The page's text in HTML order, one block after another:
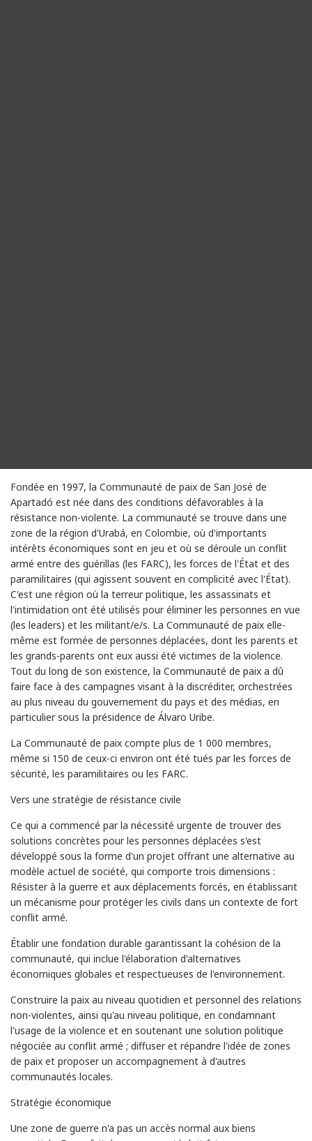
Fondée en 1997, la Communauté de paix de San José de
Apartadó est née dans des conditions défavorables à la
résistance non-violente. La communauté se trouve dans une
zone de la région d'Urabá, en Colombie, où d'importants
intérêts économiques sont en jeu et où se déroule un conflit
armé entre des guérillas (les FARC), les forces de l'État et des
paramilitaires (qui agissent souvent en complicité avec l'État).
C'est une région où la terreur politique, les assassinats et
l'intimidation ont été utilisés pour éliminer les personnes en vue
(les leaders) et les militant/e/s. La Communauté de paix elle-
même est formée de personnes déplacées, dont les parents et
les grands-parents ont eux aussi été victimes de la violence.
Tout du long de son existence, la Communauté de paix a dû
faire face à des campagnes visant à la discréditer, orchestrées
au plus niveau du gouvernement du pays et des médias, en
particulier sous la présidence de Álvaro Uribe.
La Communauté de paix compte plus de 1 000 membres,
même si 150 de ceux-ci environ ont été tués par les forces de
sécurité, les paramilitaires ou les FARC.
Vers une stratégie de résistance civile
Ce qui a commencé par la nécessité urgente de trouver des
solutions concrètes pour les personnes déplacées s'est
développé sous la forme d'un projet offrant une alternative au
modèle actuel de société, qui comporte trois dimensions :
Résister à la guerre et aux déplacements forcés, en établissant
un mécanisme pour protéger les civils dans un contexte de fort
conflit armé.
Établir une fondation durable garantissant la cohésion de la
communauté, qui inclue l'élaboration d'alternatives
économiques globales et respectueuses de l'environnement.
Construire la paix au niveau quotidien et personnel des relations
non-violentes, ainsi qu'au niveau politique, en condamnant
l'usage de la violence et en soutenant une solution politique
négociée au conflit armé ; diffuser et répandre l'idée de zones
de paix et proposer un accompagnement à d'autres
communautés locales.
Stratégie économique
Une zone de guerre n'a pas un accès normal aux biens